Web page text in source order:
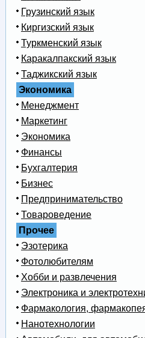
Грузинский язык
Киргизский язык
Туркменский язык
Каракалпакский язык
Таджикский язык
Экономика
Менеджмент
Маркетинг
Экономика
Финансы
Бухгалтерия
Бизнес
Предпринимательство
Товароведение
Прочее
Эзотерика
Фотолюбителям
Хобби и развлечения
Электроника и
Фармакология,
Нанотехнологии